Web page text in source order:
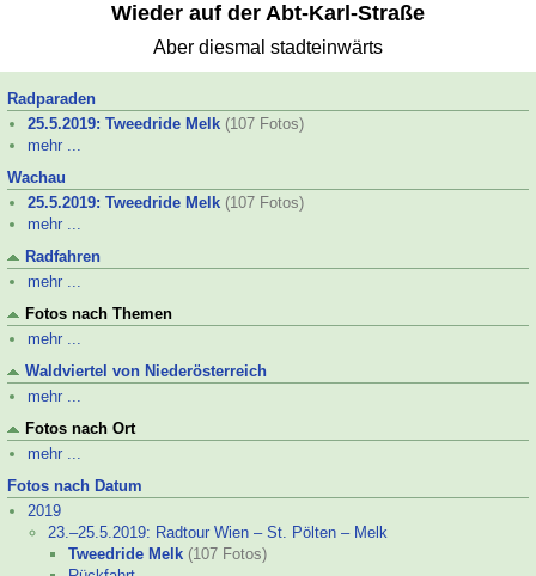
Wieder auf der Abt-Karl-Straße
Aber diesmal stadteinwärts
Radparaden
25.5.2019: Tweedride Melk (107 Fotos)
mehr ...
Wachau
25.5.2019: Tweedride Melk (107 Fotos)
mehr ...
Radfahren
mehr ...
Fotos nach Themen
mehr ...
Waldviertel von Niederösterreich
mehr ...
Fotos nach Ort
mehr ...
Fotos nach Datum
2019
23.–25.5.2019: Radtour Wien – St. Pölten – Melk
Tweedride Melk (107 Fotos)